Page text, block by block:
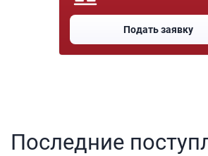
Подать заявку
Последние